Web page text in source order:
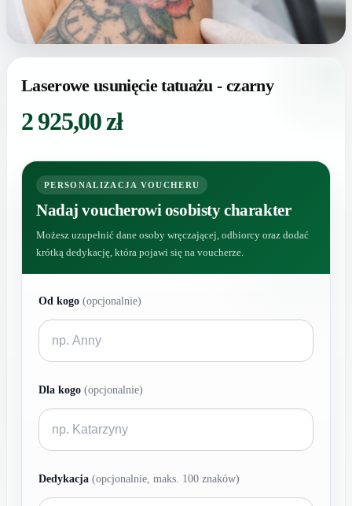
Laserowe usunięcie tatuażu - czarny
2 925,00zł
PERSONALIZACJA VOUCHERU
Nadaj voucherowi osobisty charakter
Możesz uzupełnić dane osoby wręczającej, odbiorcy oraz dodać
krótką dedykację, która pojawi się na voucherze.
Od kogo (opcjonalnie)
Dla kogo (opcjonalnie)
Dedykacja (opcjonalnie, maks. 100 znaków)